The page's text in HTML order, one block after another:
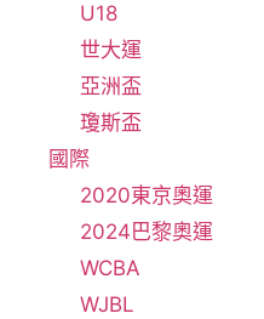
U18
世大運
亞洲盃
瓊斯盃
國際
2020東京奧運
2024巴黎奧運
WCBA
WJBL